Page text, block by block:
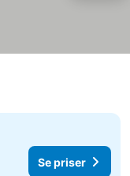
Se priser